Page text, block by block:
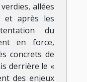
allées
et après les
du
en force,
concrets de
derrière le «
des enjeux